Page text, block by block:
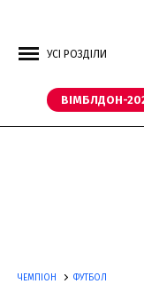
УСІ РОЗДІЛИ
ВІМБЛДОН-
ЧЕМПІОН ФУТБОЛ